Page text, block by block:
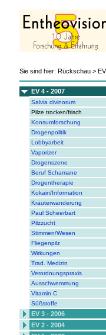
Sie sind hier: Rückschau >
EV 4 - 2007
Salvia divinorum
Pilze trocken/frisch
Konsumforschung
Drogenpolitik
Lobbyarbeit
Vaporizer
Drogenszene
Beruf Schamane
Drogentherapie
Kokain/Information
Kräuterwanderung
Paul Scheerbart
Pilzzucht
Stimmen/Wesen
Fliegenpilz
Wirkungen
Trad. Medizin
Verordnungspraxis
Ausschwemmung
Vitamin C
Süßstoffe
EV 3 - 2006
EV 2 - 2004